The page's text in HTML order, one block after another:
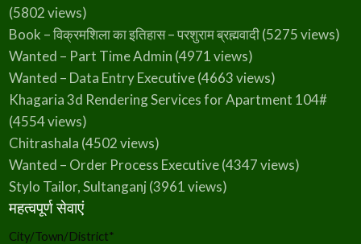
(5802 views)
Book – विक्रमशिला का इतिहास – परशुराम ब्रह्मवादी(5275 views)
Wanted – Part Time Admin (4971 views)
Wanted – Data Entry Executive(4663 views)
Khagaria 3d Rendering Services for Apartment 104#
(4554 views)
Chitrashala (4502 views)
Wanted – Order Process Executive(4347 views)
Stylo Tailor, Sultanganj (3961 views)
महत्वपूर्ण सेवाएं
City/Town/District*